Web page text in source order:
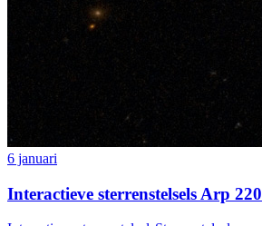
6 januari
Interactieve sterrenstelsels Arp 220